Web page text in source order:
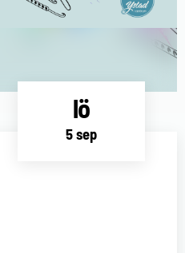
lö
5 sep